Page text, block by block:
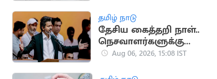
கண்டனம்
தமிழ் நாடு
தேசிய கைத்தறி நாள்..
நெசவாளர்களுக்கு
முதலமைச்சர் விஜய்
Aug 06, 2026, 15:08 IST